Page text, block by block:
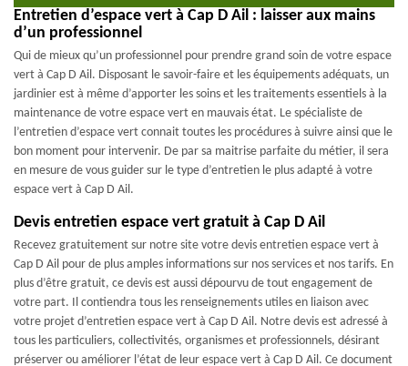
Entretien d’espace vert à Cap D Ail : laisser aux mains
d’un professionnel
Qui de mieux qu’un professionnel pour prendre grand soin de votre espace
vert à Cap D Ail. Disposant le savoir-faire et les équipements adéquats, un
jardinier est à même d’apporter les soins et les traitements essentiels à la
maintenance de votre espace vert en mauvais état. Le spécialiste de
l’entretien d’espace vert connait toutes les procédures à suivre ainsi que le
bon moment pour intervenir. De par sa maitrise parfaite du métier, il sera
en mesure de vous guider sur le type d’entretien le plus adapté à votre
espace vert à Cap D Ail.
Devis entretien espace vert gratuit à Cap D Ail
Recevez gratuitement sur notre site votre devis entretien espace vert à
Cap D Ail pour de plus amples informations sur nos services et nos tarifs. En
plus d’être gratuit, ce devis est aussi dépourvu de tout engagement de
votre part. Il contiendra tous les renseignements utiles en liaison avec
votre projet d’entretien espace vert à Cap D Ail. Notre devis est adressé à
tous les particuliers, collectivités, organismes et professionnels, désirant
préserver ou améliorer l’état de leur espace vert à Cap D Ail. Ce document